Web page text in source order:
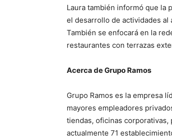
Laura también informó que la
el desarrollo de actividades
También se enfocará en la
restaurantes con terrazas
Acerca de Grupo Ramos
Grupo Ramos es la empresa
mayores empleadores
tiendas, oficinas corporativas,
actualmente 71